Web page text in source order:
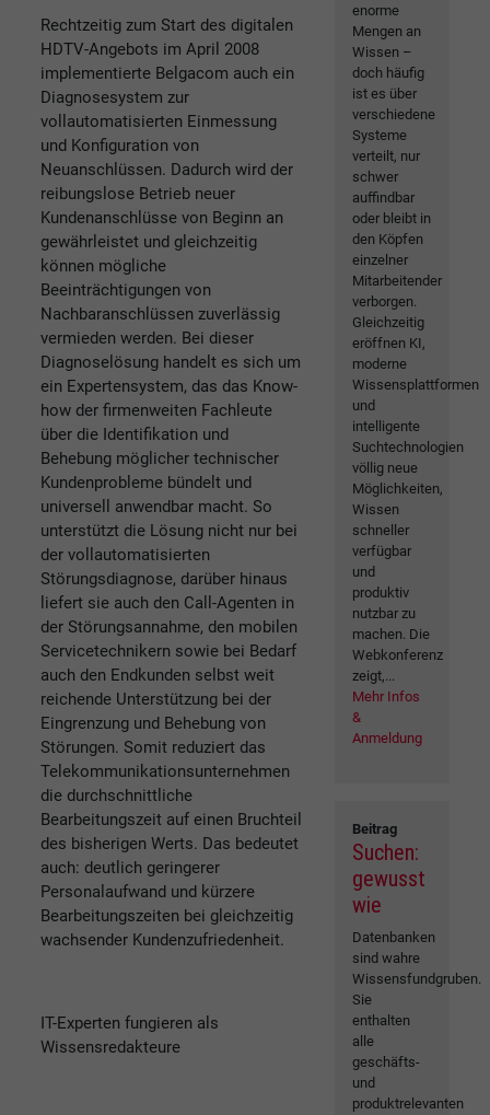
Rechtzeitig zum Start des digitalen
HDTV-Angebots im April 2008
implementierte Belgacom auch ein
Diagnosesystem zur
vollautomatisierten Einmessung
und Konfiguration von
Neuanschlüssen. Dadurch wird der
reibungslose Betrieb neuer
Kundenanschlüsse von Beginn an
gewährleistet und gleichzeitig
können mögliche
Beeinträchtigungen von
Nachbaranschlüssen zuverlässig
vermieden werden. Bei dieser
Diagnoselösung handelt es sich um
ein Expertensystem, das das Know-
how der firmenweiten Fachleute
über die Identifikation und
Behebung möglicher technischer
Kundenprobleme bündelt und
universell anwendbar macht. So
unterstützt die Lösung nicht nur bei
der vollautomatisierten
Störungsdiagnose, darüber hinaus
liefert sie auch den Call-Agenten in
der Störungsannahme, den mobilen
Servicetechnikern sowie bei Bedarf
auch den Endkunden selbst weit
reichende Unterstützung bei der
Eingrenzung und Behebung von
Störungen. Somit reduziert das
Telekommunikationsunternehmen
die durchschnittliche
Bearbeitungszeit auf einen Bruchteil
des bisherigen Werts. Das bedeutet
auch: deutlich geringerer
Personalaufwand und kürzere
Bearbeitungszeiten bei gleichzeitig
wachsender Kundenzufriedenheit.
IT-Experten fungieren als
Wissensredakteure
enorme
Mengen an
Wissen –
doch häufig
ist es über
verschiedene
Systeme
verteilt, nur
schwer
auffindbar
oder bleibt in
den Köpfen
einzelner
Mitarbeitender
verborgen.
Gleichzeitig
eröffnen KI,
moderne
Wissensplattformen
und
intelligente
Suchtechnologien
völlig neue
Möglichkeiten,
Wissen
schneller
verfügbar
und
produktiv
nutzbar zu
machen. Die
Webkonferenz
zeigt,...
Mehr Infos
&
Anmeldung
Beitrag
Suchen:
gewusst
wie
Datenbanken
sind wahre
Wissensfundgruben.
Sie
enthalten
alle
geschäfts-
und
produktrelevanten